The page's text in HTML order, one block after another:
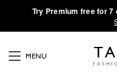
·Try Premium free for 7
MENU